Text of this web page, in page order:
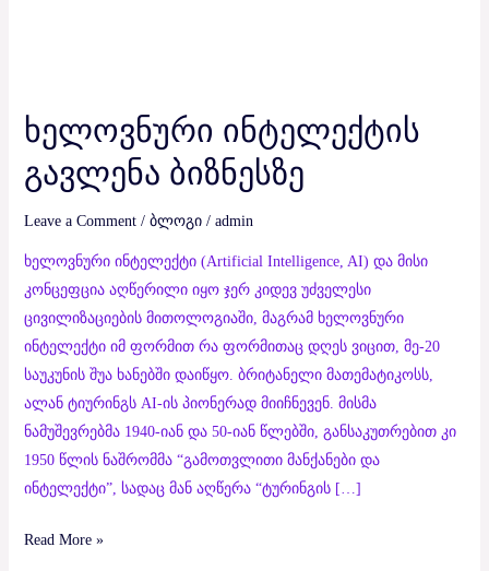
ხელოვნური ინტელექტის
გავლენა ბიზნესზე
Leave a Comment / ბლოგი/ admin
ხელოვნური ინტელექტი (Artificial Intelligence, AI) და მისი
კონცეფცია აღწერილი იყო ჯერ კიდევ უძველესი
ცივილიზაციების მითოლოგიაში, მაგრამ ხელოვნური
ინტელექტი იმ ფორმით რა ფორმითაც დღეს ვიცით, მე-20
საუკუნის შუა ხანებში დაიწყო. ბრიტანელი მათემატიკოსს,
ალან ტიურინგს AI-ის პიონერად მიიჩნევენ. მისმა
ნამუშევრებმა 1940-იან და 50-იან წლებში, განსაკუთრებით კი
1950 წლის ნაშრომმა “გამოთვლითი მანქანები და
ინტელექტი”, სადაც მან აღწერა “ტურინგის […]
გავლენა
Read More »